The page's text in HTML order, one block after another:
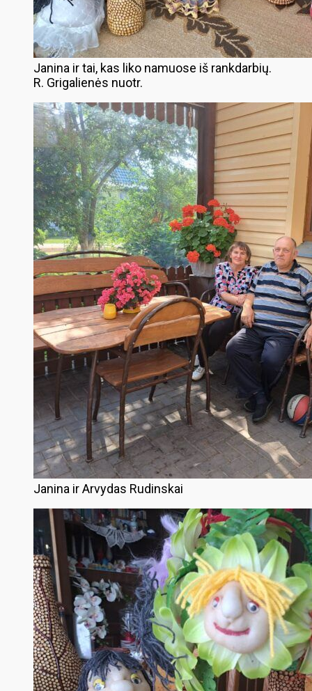
Janina ir tai, kas liko namuose iš rankdarbių.
R. Grigalienės nuotr.
Janina ir Arvydas Rudinskai